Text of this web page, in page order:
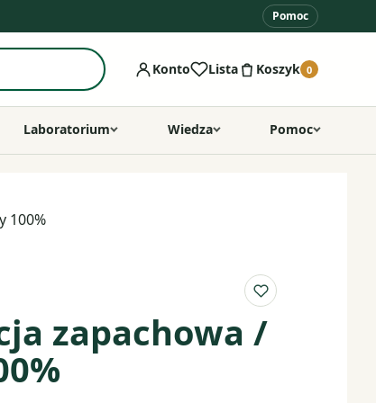
Pomoc
Konto Lista Koszyk 0
Laboratorium Wiedza Pomoc
100%
Do listy
zapachowa /